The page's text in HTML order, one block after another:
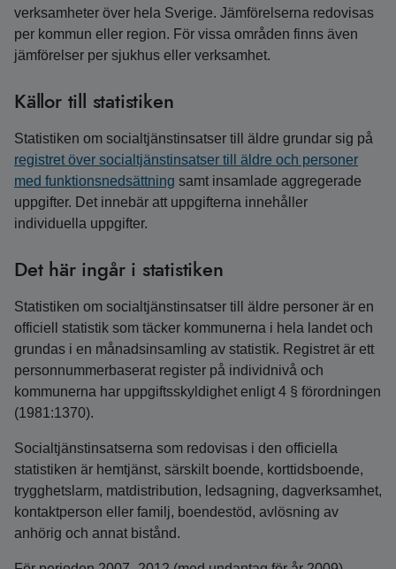
verksamheter över hela Sverige. Jämförelserna redovisas
per kommun eller region. För vissa områden finns även
jämförelser per sjukhus eller verksamhet.
Källor till statistiken
Statistiken om socialtjänstinsatser till äldre grundar sig på
registret över socialtjänstinsatser till äldre och personer
med funktionsnedsättning samt insamlade aggregerade
uppgifter. Det innebär att uppgifterna innehåller
individuella uppgifter.
Det här ingår i statistiken
Statistiken om socialtjänstinsatser till äldre personer är en
officiell statistik som täcker kommunerna i hela landet och
grundas i en månadsinsamling av statistik. Registret är ett
personnummerbaserat register på individnivå och
kommunerna har uppgiftsskyldighet enligt 4 § förordningen
(1981:1370).
Socialtjänstinsatserna som redovisas i den officiella
statistiken är hemtjänst, särskilt boende, korttidsboende,
trygghetslarm, matdistribution, ledsagning, dagverksamhet,
kontaktperson eller familj, boendestöd, avlösning av
anhörig och annat bistånd.